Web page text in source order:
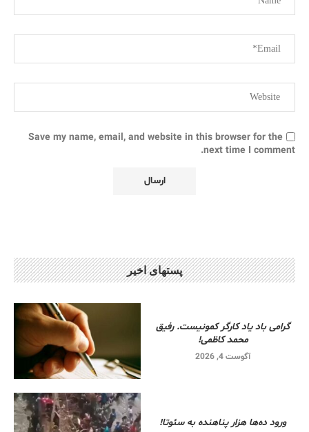
Save my name, email, and website in this browser for the
next time I comment.
پستهای اخیر
گرامی باد یاد کارگر کمونیست. رفیق
محمد کاظمی!
آگوست 4, 2026
ورود ده‌ها هزار پناهنده به سئوتا!